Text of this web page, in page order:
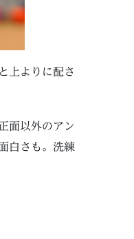
上よりに配さ
面以外のアン
白さも。洗練